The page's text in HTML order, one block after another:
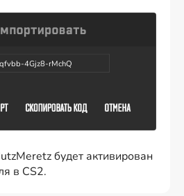
4Gjz8-rMchQ
будет активирован
в CS2.